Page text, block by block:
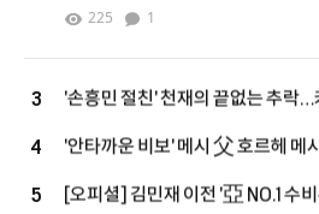
뒤집었다…"처음부터 끝까지 최고,
225 1
3
'손흥민 절친' 천재의 끝없는 추락…
2부에서 '마지막 부활' 노린다
4
'안타까운 비보' 메시 父 호르헤 메
5
[오피셜] 김민재 이전 '亞 NO.1 수